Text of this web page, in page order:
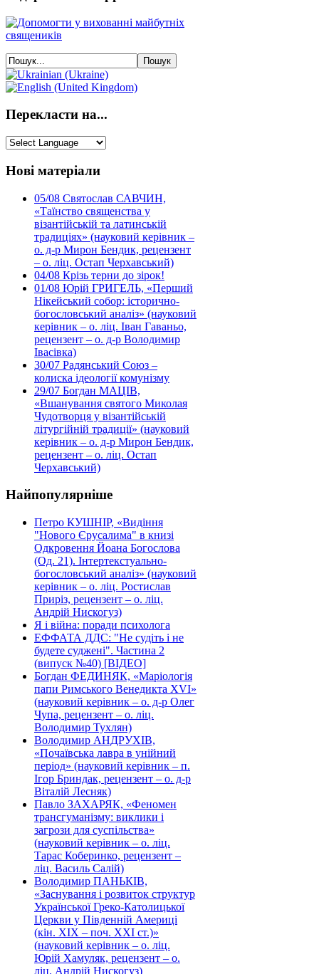
Перекласти на...
Нові матеріали
05/08 Святослав САВЧИН,
«Таїнство священства у
візантійській та латинській
традиціях» (науковий керівник –
о. д-р Мирон Бендик, рецензент
– о. ліц. Остап Черхавський)
04/08 Крізь терни до зірок!
01/08 Юрій ГРИГЕЛЬ, «Перший
Нікейський собор: історично-
богословський аналіз» (науковий
керівник – о. ліц. Іван Гаваньо,
рецензент – о. д-р Володимир
Івасівка)
30/07 Радянський Союз –
колиска ідеології комунізму
29/07 Богдан МАЦІВ,
«Вшанування святого Миколая
Чудотворця у візантійській
літургійній традиції» (науковий
керівник – о. д-р Мирон Бендик,
рецензент – о. ліц. Остап
Черхавський)
Найпопулярніше
Петро КУШНІР, «Видіння
"Нового Єрусалима" в книзі
Одкровення Йоана Богослова
(Од. 21). Інтертекстуально-
богословський аналіз» (науковий
керівник – о. ліц. Ростислав
Приріз, рецензент – о. ліц.
Андрій Нискогуз)
Я і війна: поради психолога
ЕФФАТА ДДС: "Не судіть і не
будете суджені". Частина 2
(випуск №40) [ВІДЕО]
Богдан ФЕДИНЯК, «Маріологія
папи Римського Венедикта XVI»
(науковий керівник – о. д-р Олег
Чупа, рецензент – о. ліц.
Володимир Тухлян)
Володимир АНДРУХІВ,
«Почаївська лавра в унійний
період» (науковий керівник – п.
Ігор Бриндак, рецензент – о. д-р
Віталій Лесняк)
Павло ЗАХАРЯК, «Феномен
трансгуманізму: виклики і
загрози для суспільства»
(науковий керівник – о. ліц.
Тарас Коберинко, рецензент –
ліц. Василь Салій)
Володимир ПАНЬКІВ,
«Заснування і розвиток структур
Української Греко-Католицької
Церкви у Південній Америці
(кін. ХІХ – поч. ХХІ ст.)»
(науковий керівник – о. ліц.
Юрій Хамуляк, рецензент – о.
ліц. Андрій Нискогуз)